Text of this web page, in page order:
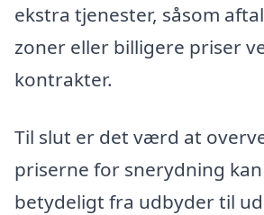
ekstra tjenester, såsom
zoner eller billigere priser
kontrakter.
Til slut er det værd at
priserne for snerydning
betydeligt fra udbyder til